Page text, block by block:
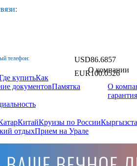
телефон: USD86.6857
EUR100.0526
купитьКак
документовПамятка
О компании
О
гарантия
КитайКруизы по России
отдыхПрием на Урале